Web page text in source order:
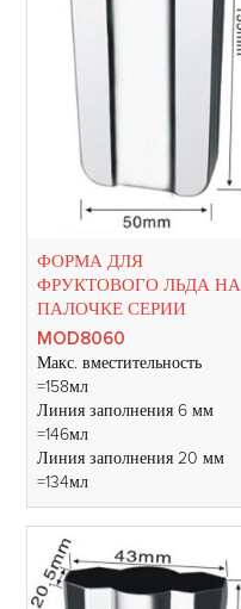
ФОРМА ДЛЯ
ФРУКТОВОГО ЛЬДА НА
ПАЛОЧКЕ СЕРИИ
MOD8060
Макс. вместительность
=158мл
Линия заполнения 6 мм
=146мл
Линия заполнения 20 мм
=134мл